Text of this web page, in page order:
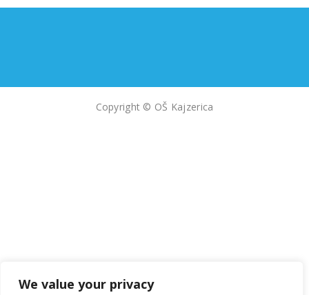
We value your privacy
Copyright © OŠ Kajzerica